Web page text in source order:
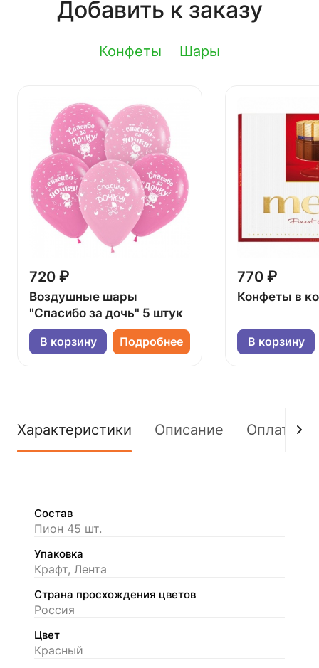
Добавить к заказу
Конфеты Шары
720 ₽
Воздушные шары
"Спасибо за дочь" 5 штук
В корзину Подробнее
770 ₽
Конфеты в
В корзину
Характеристики Описание Оплата
Состав
Пион 45 шт.
Упаковка
Крафт, Лента
Страна просхождения цветов
Россия
Цвет
Красный